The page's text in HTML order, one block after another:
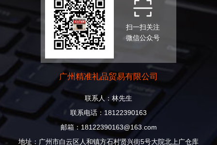
扫一扫关注
微信公众号
广州精准礼品贸易有限公司
联系人：林先生
联系电话：18122390163
邮箱：18122390163@163.com
地址：广州市白云区人和镇方石村贤兴街5号大院北上广仓库